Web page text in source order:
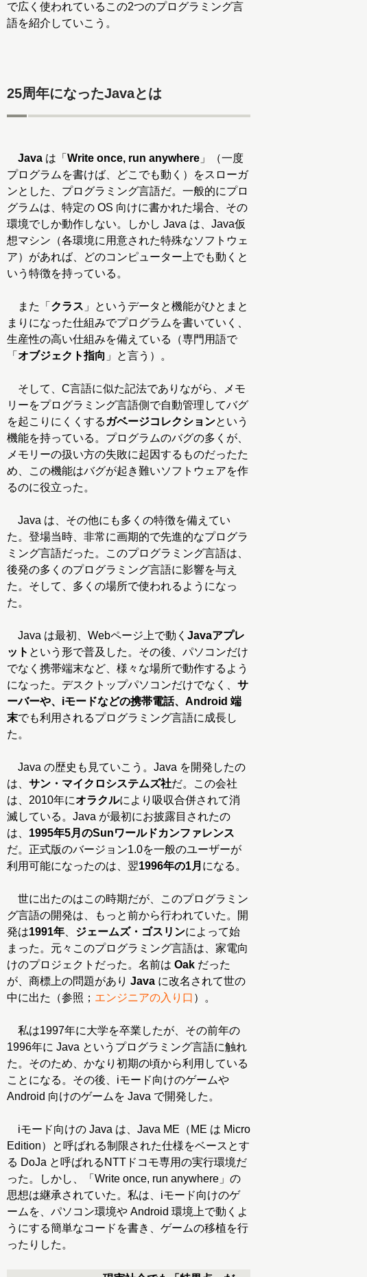
で広く使われているこの2つのプログラミング言
語を紹介していこう。
25周年になったJavaとは
Java は「 Write once, run anywhere 」（一度
プログラムを書けば、どこでも動く）をスローガ
ンとした、プログラミング言語だ。一般的にプロ
グラムは、特定の OS 向けに書かれた場合、その
環境でしか動作しない。しかし Java は、Java仮
想マシン（各環境に用意された特殊なソフトウェ
ア）があれば、どのコンピューター上でも動くと
いう特徴を持っている。
また「 クラス 」というデータと機能がひとまと
まりになった仕組みでプログラムを書いていく、
生産性の高い仕組みを備えている（専門用語で
「 オブジェクト指向 」と言う）。
そして、C言語に似た記法でありながら、メモ
リーをプログラミング言語側で自動管理してバグ
を起こりにくくする ガベージコレクションという
機能を持っている。プログラムのバグの多くが、
メモリーの扱い方の失敗に起因するものだったた
め、この機能はバグが起き難いソフトウェアを作
るのに役立った。
Java は、その他にも多くの特徴を備えてい
た。登場当時、非常に画期的で先進的なプログラ
ミング言語だった。このプログラミング言語は、
後発の多くのプログラミング言語に影響を与え
た。そして、多くの場所で使われるようになっ
た。
Java は最初、Webページ上で動く Javaアプレ
ット という形で普及した。その後、パソコンだけ
でなく携帯端末など、様々な場所で動作するよう
になった。デスクトップパソコンだけでなく、 サ
ーバーや、iモードなどの携帯電話、Android 端
末でも利用されるプログラミング言語に成長し
た。
Java の歴史も見ていこう。Java を開発したの
は、 サン・マイクロシステムズ社だ。この会社
は、2010年にオラクルにより吸収合併されて消
滅している。Java が最初にお披露目されたの
は、 1995年5月のSunワールドカンファレンス
だ。正式版のバージョン1.0を一般のユーザーが
利用可能になったのは、翌1996年の1月 になる。
世に出たのはこの時期だが、このプログラミン
グ言語の開発は、もっと前から行われていた。開
発は1991年 ジェームズ・ゴスリンによって始
まった。元々このプログラミング言語は、家電向
けのプロジェクトだった。名前は Oak だった
が、商標上の問題があり Java に改名されて世の
中に出た（参照； エンジニアの入り口 ）。
私は1997年に大学を卒業したが、その前年の
1996年に Java というプログラミング言語に触れ
た。そのため、かなり初期の頃から利用している
ことになる。その後、iモード向けのゲームや
Android 向けのゲームを Java で開発した。
iモード向けの Java は、Java ME（ME は Micro
Edition）と呼ばれる制限された仕様をベースとす
る DoJa と呼ばれるNTTドコモ専用の実行環境だ
った。しかし、「Write once, run anywhere」の
思想は継承されていた。私は、iモード向けのゲ
ームを、パソコン環境や Android 環境上で動くよ
うにする簡単なコードを書き、ゲームの移植を行
ったりした。